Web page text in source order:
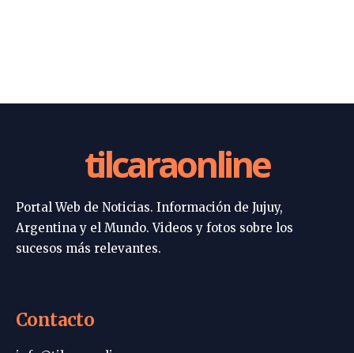
tilcaraonline
Portal Web de Noticias. Información de Jujuy,
Argentina y el Mundo. Videos y fotos sobre los
sucesos más relevantes.
Contacto